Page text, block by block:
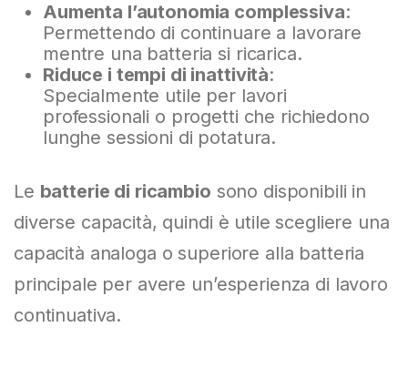
Aumenta l’autonomia complessiva:
Permettendo di continuare a lavorare
mentre una batteria si ricarica.
Riduce i tempi di inattività:
Specialmente utile per lavori
professionali o progetti che richiedono
lunghe sessioni di potatura.
Le batterie di ricambio sono disponibili in
diverse capacità, quindi è utile scegliere una
capacità analoga o superiore alla batteria
principale per avere un’esperienza di lavoro
continuativa.